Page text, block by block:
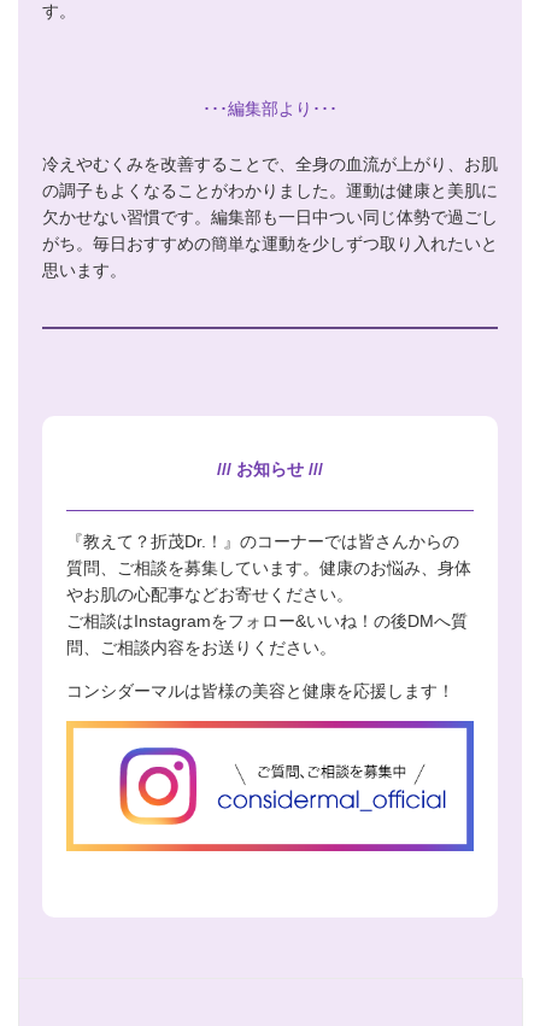
す。
･･･編集部より･･･
冷えやむくみを改善することで、全身の血流が上がり、お肌
の調子もよくなることがわかりました。運動は健康と美肌に
欠かせない習慣です。編集部も一日中つい同じ体勢で過ごし
がち。毎日おすすめの簡単な運動を少しずつ取り入れたいと
思います。
/// お知らせ ///
『教えて？折茂Dr.！』のコーナーでは皆さんからの
質問、ご相談を募集しています。健康のお悩み、身体
やお肌の心配事などお寄せください。
ご相談はInstagramをフォロー&いいね！の後DMへ質
問、ご相談内容をお送りください。
コンシダーマルは皆様の美容と健康を応援します！